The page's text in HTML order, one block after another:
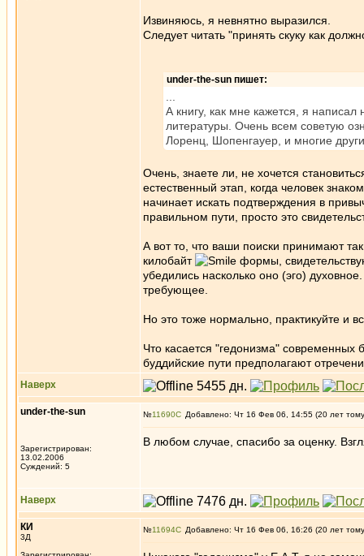
Извиняюсь, я невнятно выразился.
Следует читать "принять скуку как
under-the-sun пишет:
А книгу, как мне кажется, я
литературы. Очень всем советую
Лоренц, Шопенгауер, и многие
Очень, знаете ли, не хочется
естественный этап, когда человек
начинает искать подтверждения в
правильном пути, просто это
А вот то, что ваши поиски принимают
килобайт
формы,
убедились насколько оно (эго)
требующее.
Но это тоже нормально, практикуйте и
Что касается "гедонизма" современных
буддийские пути предполагают
Наверх
under-the-sun
Зарегистрирован:
13.02.2006
Суждений: 5
№11690 Добавлено: Чт 16 Фев 06, 14:55 (20 лет
В любом случае, спасибо за оценку.
Наверх
КИ
3Д
№11694 Добавлено: Чт 16 Фев 06, 16:26 (20 лет